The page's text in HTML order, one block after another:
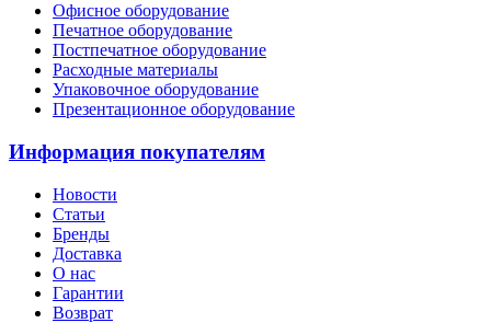
Офисное оборудование
Печатное оборудование
Постпечатное оборудование
Расходные материалы
Упаковочное оборудование
Презентационное оборудование
Информация покупателям
Новости
Статьи
Бренды
Доставка
О нас
Гарантии
Возврат